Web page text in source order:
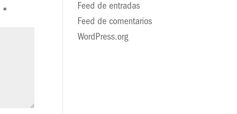
*
Feed de entradas
Feed de comentarios
WordPress.org